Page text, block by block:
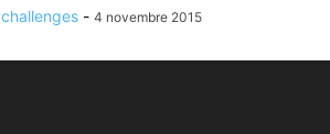
challenges - 4 novembre 2015